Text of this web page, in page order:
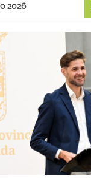
2026